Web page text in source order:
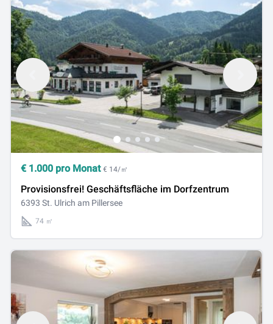
€ 1.000 pro Monat € 14/㎡
Provisionsfrei! Geschäftsfläche im Dorfzentrum
6393 St. Ulrich am Pillersee
74 ㎡